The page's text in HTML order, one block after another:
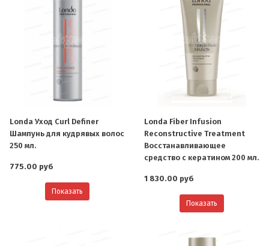
Londa Уход Curl Definer
Шампунь для кудрявых волос
250 мл.
775.00 руб
Показать
Londa Fiber Infusion
Reconstructive Treatment
Восстанавливающее
средство с кератином 200 мл.
1 830.00 руб
Показать